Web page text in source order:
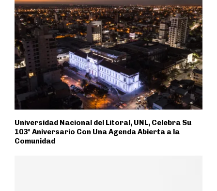
Universidad Nacional del Litoral, UNL, Celebra Su
103° Aniversario Con Una Agenda Abierta a la
Comunidad